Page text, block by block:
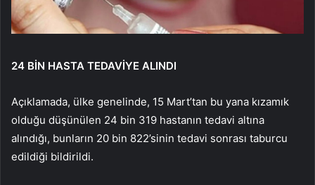
24 BİN HASTA TEDAVİYE ALINDI
Açıklamada, ülke genelinde, 15 Mart’tan bu yana kızamık
olduğu düşünülen 24 bin 319 hastanın tedavi altına
alındığı, bunların 20 bin 822’sinin tedavi sonrası taburcu
edildiği bildirildi.